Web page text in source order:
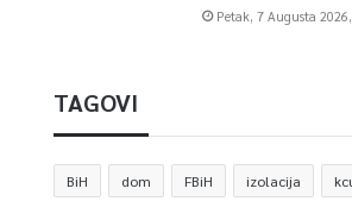
Petak, 7 Augusta
TAGOVI
BiH dom FBiH izolacija